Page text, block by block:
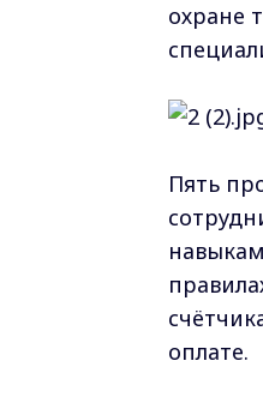
охране
Пять
оплате.